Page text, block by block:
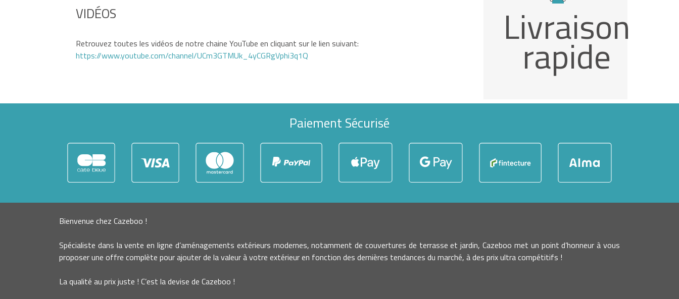
VIDÉOS
Retrouvez toutes les vidéos de notre chaine YouTube en cliquant sur le lien suivant:
https://www.youtube.com/channel/UCm3GTMUk_4yCGRgVphi3q1Q
Livraison
rapide
Paiement Sécurisé
Bienvenue chez Cazeboo !
Spécialiste dans la vente en ligne d’aménagements extérieurs modernes, notamment de couvertures de terrasse et jardin, Cazeboo met un point d’honneur à vous
proposer une offre complète pour ajouter de la valeur à votre extérieur en fonction des dernières tendances du marché, à des prix ultra compétitifs !
La qualité au prix juste ! C’est la devise de Cazeboo !